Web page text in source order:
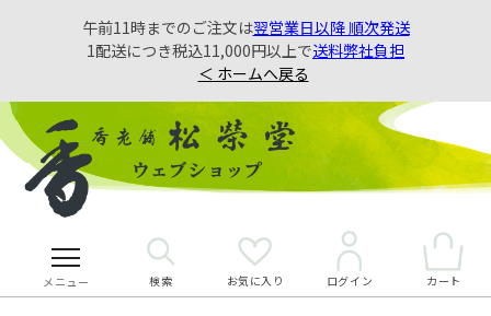
午前11時までのご注文は翌営業日以降 順次発送
1配送につき税込11,000円以上で送料弊社負担
＜ ホームへ戻る
メニュー 検索 お気に入り ログイン カート